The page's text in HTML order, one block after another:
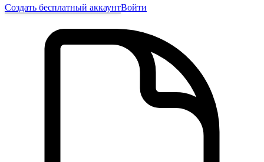
Создать бесплатный аккаунтВойти